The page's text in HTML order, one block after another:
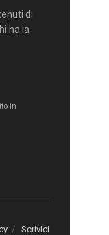
di
ha la
in
Scrivici